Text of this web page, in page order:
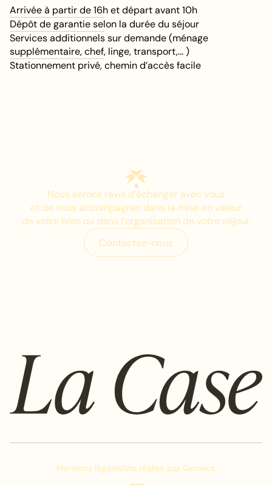
Arrivée à partir de 16h et départ avant 10h
Dépôt de garantie selon la durée du séjour
Services additionnels sur demande (ménage
supplémentaire, chef, linge, transport,... )
Stationnement privé, chemin d’accès facile
Nous serons ravis d’échanger avec vous
et de vous accompagner dans la mise en valeur
de votre bien ou dans l’organisation de votre séjour.
C
C
o
o
n
n
t
t
a
a
c
c
t
t
e
e
z
z
-
-
n
n
o
o
u
u
s
s
Mentions légalesSite réalisé par Gemeos